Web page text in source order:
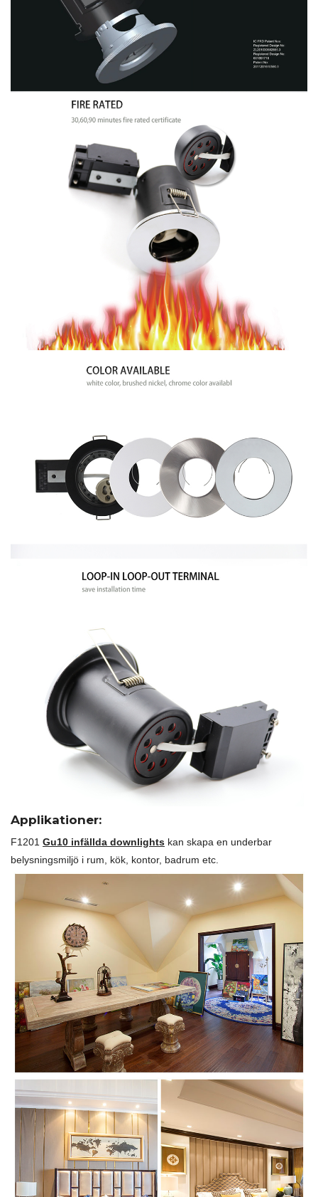
Applikationer:
F1201 Gu10 infällda downlights kan skapa en underbar
belysningsmiljö i rum, kök, kontor, badrum etc.